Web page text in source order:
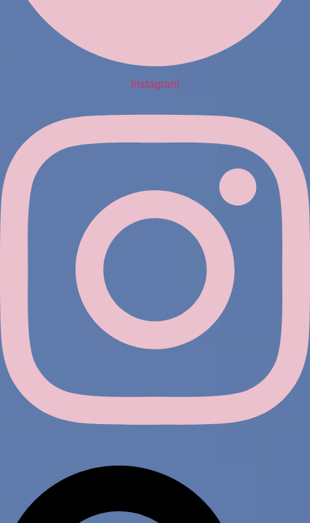
Instagram